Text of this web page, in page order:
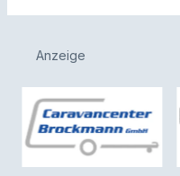
Anzeige